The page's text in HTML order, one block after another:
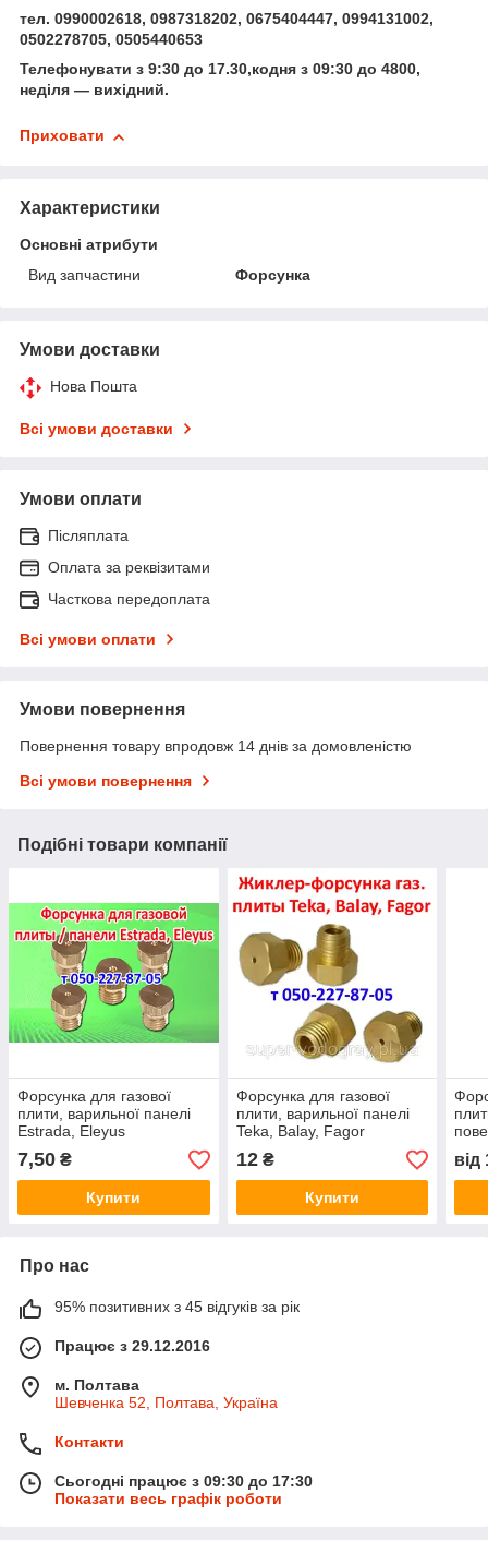
тел. 0990002618, 0987318202, 0675404447, 0994131002,
0502278705, 0505440653
Телефонувати з 9:30 до 17.30,кодня з 09:30 до 4800,
неділя — вихідний.
Приховати
Характеристики
Основні атрибути
Вид запчастини
Форсунка
Умови доставки
Нова Пошта
Всі умови доставки
Умови оплати
Післяплата
Оплата за реквізитами
Часткова передоплата
Всі умови оплати
Умови повернення
Повернення товару впродовж 14 днів за домовленістю
Всі умови повернення
Подібні товари компанії
Форсунка для газової
плити, варильної панелі
Estrada, Eleyus
7,50 ₴
Купити
Форсунка для газової
плити, варильної панелі
Teka, Balay, Fagor
12₴
Купити
від
Про нас
95% позитивних з 45 відгуків за рік
Працює з 29.12.2016
м. Полтава
Шевченка 52, Полтава, Україна
Контакти
Сьогодні працює з 09:30 до 17:30
Показати весь графік роботи